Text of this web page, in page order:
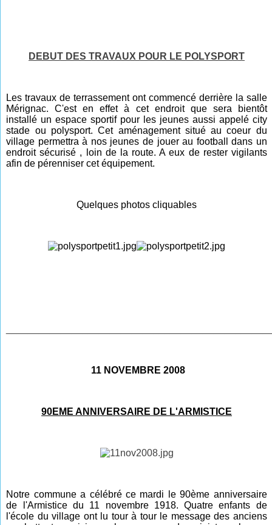
DEBUT DES TRAVAUX POUR LE POLYSPORT
Les travaux de terrassement ont commencé derrière la salle
Mérignac. C'est en effet à cet endroit que sera bientôt
installé un espace sportif pour les jeunes aussi appelé city
stade ou polysport. Cet aménagement situé au coeur du
village permettra à nos jeunes de jouer au football dans un
endroit sécurisé , loin de la route. A eux de rester vigilants
afin de pérenniser cet équipement.
Quelques photos cliquables
11 NOVEMBRE 2008
90EME ANNIVERSAIRE DE L'ARMISTICE
Notre commune a célébré ce mardi le 90ème anniversaire
de l'Armistice du 11 novembre 1918. Quatre enfants de
l'école du village ont lu tour à tour le message des anciens